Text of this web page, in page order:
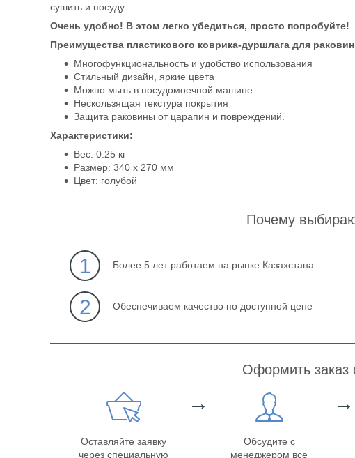
сушить и посуду.
Очень удобно! В этом легко убедиться, просто попробуйте!
Преимущества пластикового коврика-дуршлага для
Многофункциональность и удобство использования
Стильный дизайн, яркие цвета
Можно мыть в посудомоечной машине
Нескользящая текстура покрытия
Защита раковины от царапин и повреждений.
Характеристики:
Вес: 0.25 кг
Размер: 340 х 270 мм
Цвет: голубой
Почему
1 Более 5 лет работаем на рынке Казахстана
2 Обеспечиваем качество по доступной цене
Оформить заказ
Оставляйте заявку
через специальную
→
Обсудите с
менеджером все
→